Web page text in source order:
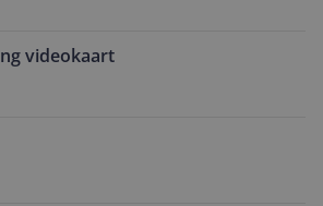
videokaart